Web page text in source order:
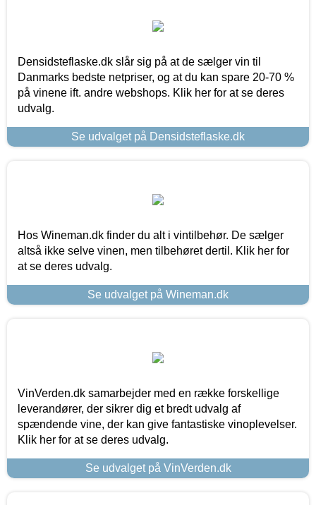
Densidsteflaske.dk slår sig på at de sælger vin til
Danmarks bedste netpriser, og at du kan spare 20-70 %
på vinene ift. andre webshops. Klik her for at se deres
udvalg.
Se udvalget på Densidsteflaske.dk
Hos Wineman.dk finder du alt i vintilbehør. De sælger
altså ikke selve vinen, men tilbehøret dertil. Klik her for
at se deres udvalg.
Se udvalget på Wineman.dk
VinVerden.dk samarbejder med en række forskellige
leverandører, der sikrer dig et bredt udvalg af
spændende vine, der kan give fantastiske vinoplevelser.
Klik her for at se deres udvalg.
Se udvalget på VinVerden.dk